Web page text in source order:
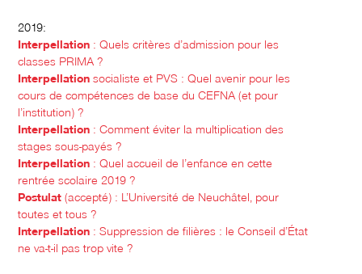
2019:
Interpellation : Quels critères d’admission pour les
classes PRIMA ?
Interpellation socialiste et PVS : Quel avenir pour les
cours de compétences de base du CEFNA (et pour
l’institution) ?
Interpellation : Comment éviter la multiplication des
stages sous-payés ?
Interpellation : Quel accueil de l’enfance en cette
rentrée scolaire 2019 ?
Postulat (accepté) : L’Université de Neuchâtel, pour
toutes et tous ?
Interpellation : Suppression de filières : le Conseil d’État
ne va-t-il pas trop vite ?